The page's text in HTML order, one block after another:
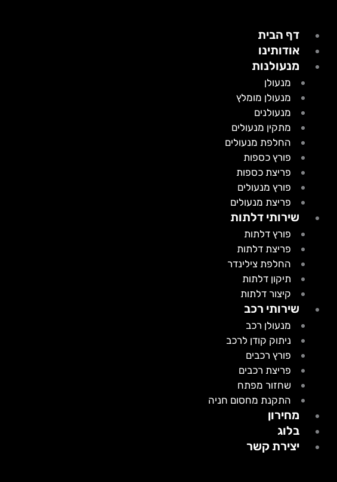
דף הבית
אודותינו
מנעולנות
מנעולן
מנעולן מומלץ
מנעולנים
מתקין מנעולים
החלפת מנעולים
פורץ כספות
פריצת כספות
פורץ מנעולים
פריצת מנעולים
שירותי דלתות
פורץ דלתות
פריצת דלתות
החלפת צילינדר
תיקון דלתות
קיצור דלתות
שירותי רכב
מנעולן רכב
ניתוק קודן לרכב
פורץ רכבים
פריצת רכבים
שחזור מפתח
התקנת מחסום חניה
מחירון
בלוג
יצירת קשר